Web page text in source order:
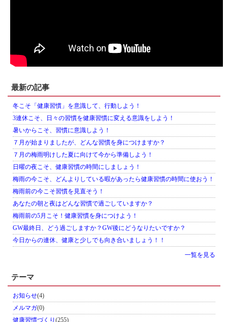
最新の記事
冬こそ「健康習慣」を意識して、行動しよう！
3連休こそ、日々の習慣を健康習慣に変える意識をしよう！
暑いからこそ、習慣に意識しよう！
７月が始まりましたが、どんな習慣を身につけますか？
７月の梅雨明けした夏に向けて今から準備しよう！
日曜の夜こそ、健康習慣の時間にしましょう！
梅雨の今こそ、どんよりしている暇があったら健康習慣の時間に使おう！
梅雨前の今こそ習慣を見直そう！
あなたの朝と夜はどんな習慣で過ごしていますか？
梅雨前の5月こそ！健康習慣を身につけよう！
GW最終日、どう過ごしますか？GW後にどうなりたいですか？
今日からの連休、健康と少しでも向き合いましょう！！
一覧を見る
テーマ
お知らせ(4)
メルマガ(0)
健康習慣づくり (255)